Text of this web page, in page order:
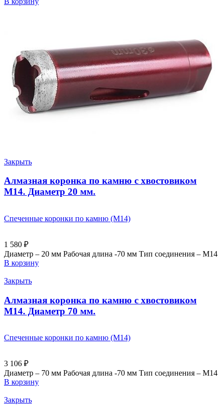
Закрыть
Алмазная коронка по камню с хвостовиком
M14. Диаметр 20 мм.
Спеченные коронки по камню (M14)
1 580 ₽
Диаметр – 20 мм Рабочая длина -70 мм Тип соединения – M14
В корзину
Закрыть
Алмазная коронка по камню с хвостовиком
M14. Диаметр 70 мм.
Спеченные коронки по камню (M14)
3 106 ₽
Диаметр – 70 мм Рабочая длина -70 мм Тип соединения – M14
В корзину
Закрыть